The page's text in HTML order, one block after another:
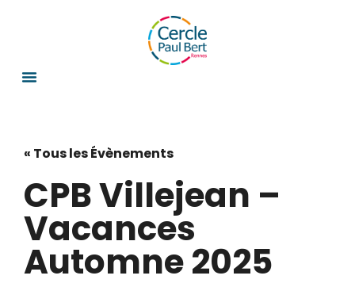
« Tous les Évènements
CPB Villejean –
Vacances
Automne 2025